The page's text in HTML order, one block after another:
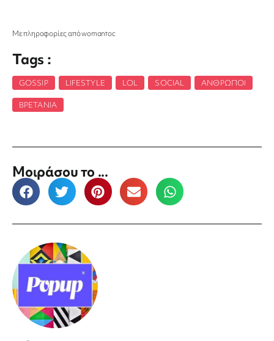
Με πληροφορίες από womantoc
Tags :
GOSSIP LIFESTYLE LOL SOCIAL ΆΝΘΡΩΠΟΙ
ΒΡΕΤΑΝΊΑ
Μοιράσου το ...